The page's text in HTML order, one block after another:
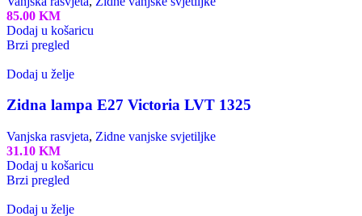
85.00 KM
Dodaj u košaricu
Brzi pregled
Dodaj u želje
Zidna lampa E27 Victoria LVT 1325
Vanjska rasvjeta, Zidne vanjske svjetiljke
31.10 KM
Dodaj u košaricu
Brzi pregled
Dodaj u želje